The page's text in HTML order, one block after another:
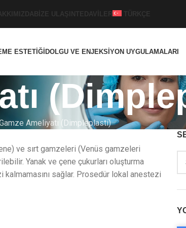
BIZE ULAŞIN TEDAVILER TÜRKÇE
ESTETIĞI DOLGU VE ENJEKSIYON UYGULAMALARI
Ameliyatı (Dimpleplasti)
ve sırt gamzeleri (Venüs gamzeleri
Yanak ve çene çukurları oluşturma
sağlar. Prosedür lokal anestezi